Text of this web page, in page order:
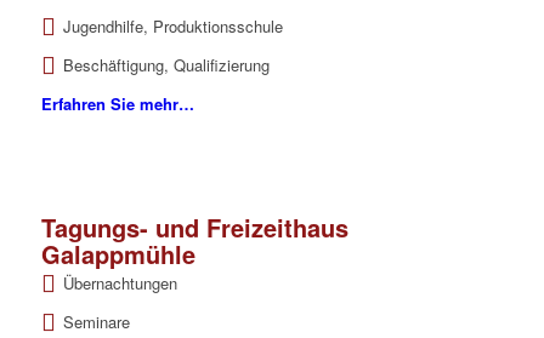
Jugendhilfe, Produktionsschule
Beschäftigung, Qualifizierung
Erfahren Sie mehr…
Tagungs- und Freizeithaus
Galappmühle
Übernachtungen
Seminare